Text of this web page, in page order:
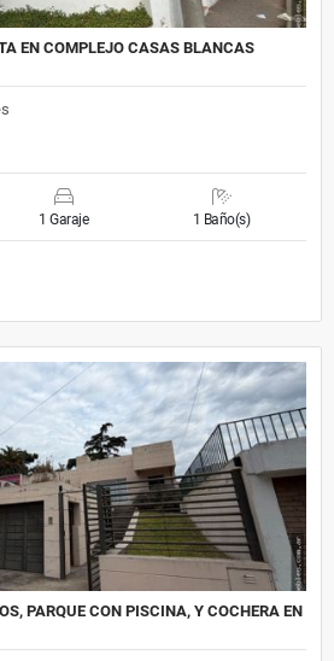
EN COMPLEJO CASAS BLANCAS
1 Garaje 1 Baño(s)
PARQUE CON PISCINA, Y COCHERA EN